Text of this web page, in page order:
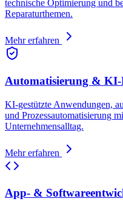
technische Optimierung und
Reparaturthemen.
Mehr erfahren
Automatisierung & KI-
KI-gestützte Anwendungen,
und Prozessautomatisierung
Unternehmensalltag.
Mehr erfahren
App- &